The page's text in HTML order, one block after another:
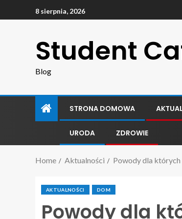
8 sierpnia, 2026
Student
Blog
STRONA DOMOWA
URODA ZDROWIE
Home Aktualności Powody dla których
AKTUALNOŚCI DOM
Powody dla